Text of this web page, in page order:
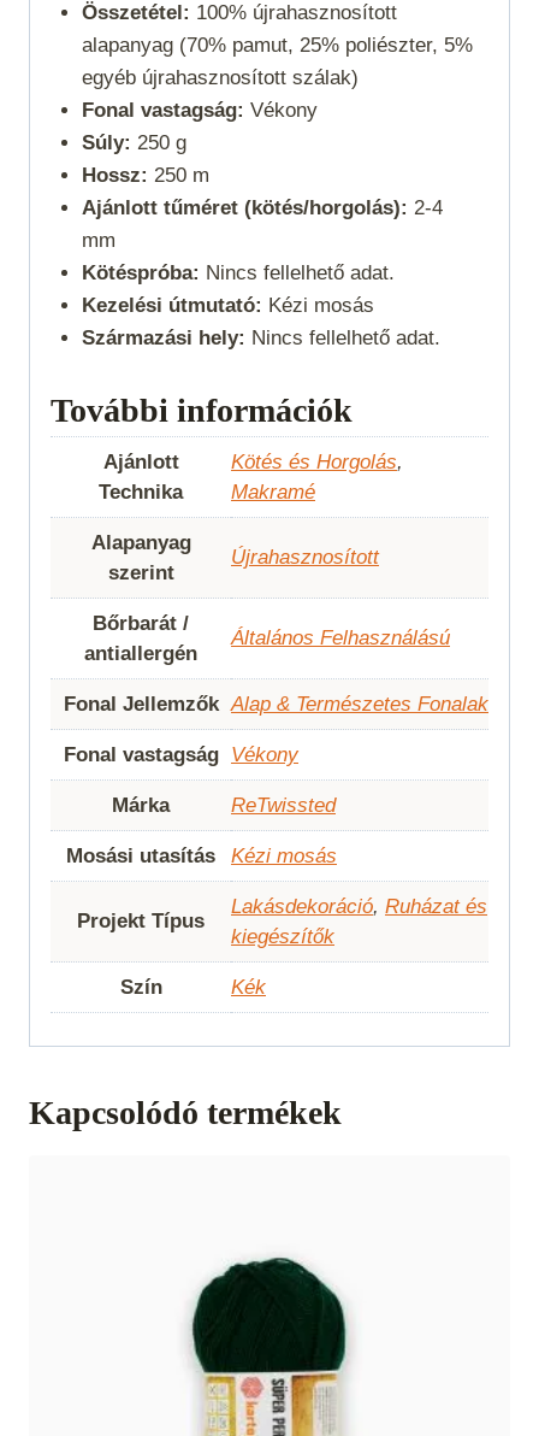
Összetétel: 100% újrahasznosított
alapanyag (70% pamut, 25% poliészter, 5%
egyéb újrahasznosított szálak)
Fonal vastagság: Vékony
Súly: 250 g
Hossz: 250 m
Ajánlott tűméret (kötés/horgolás): 2-4
mm
Kötéspróba: Nincs fellelhető adat.
Kezelési útmutató: Kézi mosás
Származási hely: Nincs fellelhető adat.
További információk
Ajánlott
Technika
Kötés és Horgolás,
Makramé
Alapanyag
szerint
Újrahasznosított
Bőrbarát /
antiallergén
Általános Felhasználású
Fonal Jellemzők Alap & Természetes Fonalak
Fonal vastagság Vékony
Márka ReTwissted
Mosási utasítás Kézi mosás
Projekt Típus
Lakásdekoráció, Ruházat és
kiegészítők
Szín Kék
Kapcsolódó termékek